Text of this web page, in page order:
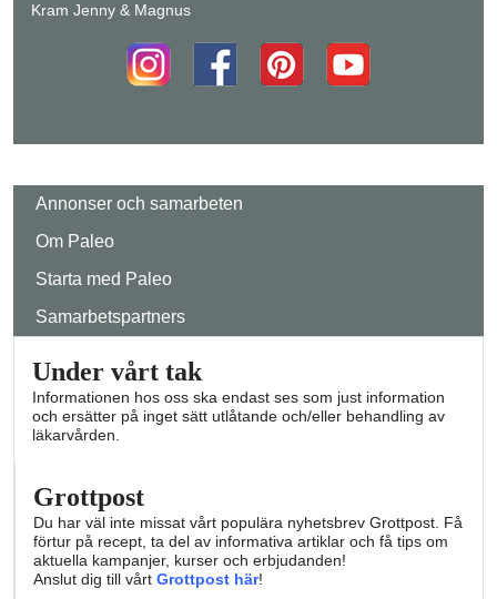
Kram Jenny & Magnus
Annonser och samarbeten
Om Paleo
Starta med Paleo
Samarbetspartners
Under vårt tak
Informationen hos oss ska endast ses som just information
och ersätter på inget sätt utlåtande och/eller behandling av
läkarvården.
Grottpost
Du har väl inte missat vårt populära nyhetsbrev Grottpost. Få
förtur på recept, ta del av informativa artiklar och få tips om
aktuella kampanjer, kurser och erbjudanden!
Anslut dig till vårt Grottpost här!